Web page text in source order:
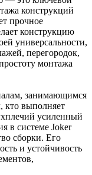
конструкций
прочное
конструкцию
универсальности,
перегородок,
монтажа
занимающимся
кто выполняет
усиленный
в системе Joker
сборки. Его
и устойчивость